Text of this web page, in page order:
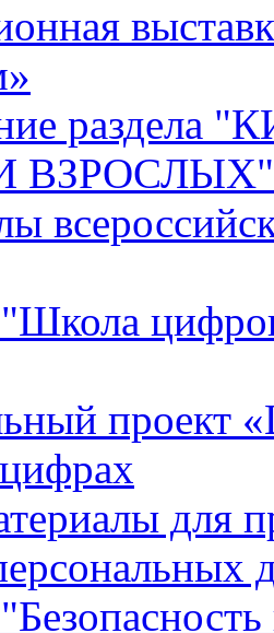
ВЗРОСЛЫХ"
проект
для